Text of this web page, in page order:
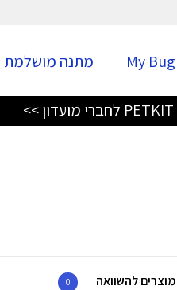
מתנה מושלמת
מוצרים להשוואה 0